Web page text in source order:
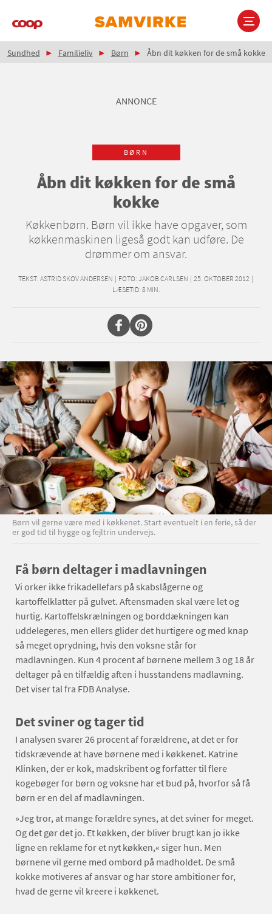
Main
Brødkrumme
Sundhed Familieliv Børn Åbn dit køkken for de små kokke
ANNONCE
BØRN
Åbn dit køkken for de små
kokke
Køkkenbørn. Børn vil ikke have opgaver, som
køkkenmaskinen ligeså godt kan udføre. De
drømmer om ansvar.
TEKST: ASTRID SKOV ANDERSEN | FOTO: JAKOB CARLSEN | 25. OKTOBER 2012 |
LÆSETID: 8 MIN.
Børn vil gerne være med i køkkenet. Start eventuelt i en ferie, så der
er god tid til hygge og fejltrin undervejs.
Få børn deltager i madlavningen
Vi orker ikke frikadellefars på skabslågerne og
kartoffelklatter på gulvet. Aftensmaden skal være let og
hurtig. Kartoffelskrælningen og borddækningen kan
uddelegeres, men ellers glider det hurtigere og med knap
så meget oprydning, hvis den voksne står for
madlavningen. Kun 4 procent af børnene mellem 3 og 18 år
deltager på en tilfældig aften i husstandens madlavning.
Det viser tal fra FDB Analyse.
Det sviner og tager tid
I analysen svarer 26 procent af forældrene, at det er for
tidskrævende at have børnene med i køkkenet. Katrine
Klinken, der er kok, madskribent og forfatter til flere
kogebøger for børn og voksne har et bud på, hvorfor så få
børn er en del af madlavningen.
»Jeg tror, at mange forældre synes, at det sviner for meget.
Og det gør det jo. Et køkken, der bliver brugt kan jo ikke
ligne en reklame for et nyt køkken,« siger hun. Men
børnene vil gerne med ombord på madholdet. De små
kokke motiveres af ansvar og har store ambitioner for,
hvad de gerne vil kreere i køkkenet.